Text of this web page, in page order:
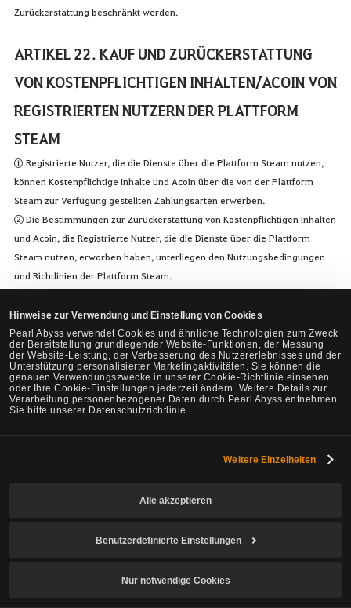
Hinweise zur Verwendung und Einstellung von Cookies
Pearl Abyss verwendet Cookies und ähnliche Technologien zum Zweck
der Bereitstellung grundlegender Website-Funktionen, der Messung
der Website-Leistung, der Verbesserung des Nutzererlebnisses und der
Unterstützung personalisierter Marketingaktivitäten. Sie können die
genauen Verwendungszwecke in unserer Cookie-Richtlinie einsehen
oder Ihre Cookie-Einstellungen jederzeit ändern. Weitere Details zur
Verarbeitung personenbezogener Daten durch Pearl Abyss entnehmen
Sie bitte unserer Datenschutzrichtlinie.
Weitere Einzelheiten
Alle akzeptieren
Benutzerdefinierte Einstellungen
Nur notwendige Cookies
Zurückerstattung beschränkt werden.
ARTIKEL 22. KAUF UND ZURÜCKERSTATTUNG
VON KOSTENPFLICHTIGEN INHALTEN/ACOIN VON
REGISTRIERTEN NUTZERN DER PLATTFORM
STEAM
① Registrierte Nutzer, die die Dienste über die Plattform Steam nutzen,
können Kostenpflichtige Inhalte und Acoin über die von der Plattform
Steam zur Verfügung gestellten Zahlungsarten erwerben.
② Die Bestimmungen zur Zurückerstattung von Kostenpflichtigen Inhalten
und Acoin, die Registrierte Nutzer, die die Dienste über die Plattform
Steam nutzen, erworben haben, unterliegen den Nutzungsbedingungen
und Richtlinien der Plattform Steam.
Zurückerstattung etc. von Kostenpflichtigen Inhalten und Acoin der
Plattform Steam missbraucht werden, kann die Nutzung der Spieldienste
beschränkt werden.
ARTIKEL 23. EIGENTUM AN URHEBERRECHTEN
① Das Urheberrecht an den im Rahmen des Spieldienstes durch die
geistigem Eigentum stehen im Eigentum der Gesellschaft. Die
dürfen die Registrierten Nutzer die durch Nutzung des Spieldienstes